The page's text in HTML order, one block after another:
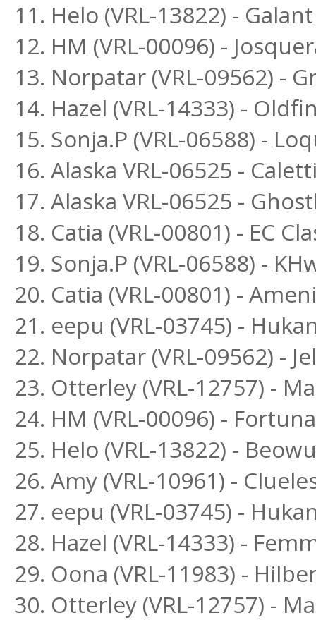
11. Helo (VRL-13822) -
12. HM (VRL-00096) -
13. Norpatar (VRL-09562) -
14. Hazel (VRL-14333) -
15. Sonja.P (VRL-06588) -
16. Alaska VRL-06525 -
17. Alaska VRL-06525 -
18. Catia (VRL-00801) - EC
19. Sonja.P (VRL-06588) -
20. Catia (VRL-00801) -
21. eepu (VRL-03745) -
22. Norpatar (VRL-09562) -
23. Otterley (VRL-12757) -
24. HM (VRL-00096) -
25. Helo (VRL-13822) -
26. Amy (VRL-10961) -
27. eepu (VRL-03745) -
28. Hazel (VRL-14333) -
29. Oona (VRL-11983) -
30. Otterley (VRL-12757) -